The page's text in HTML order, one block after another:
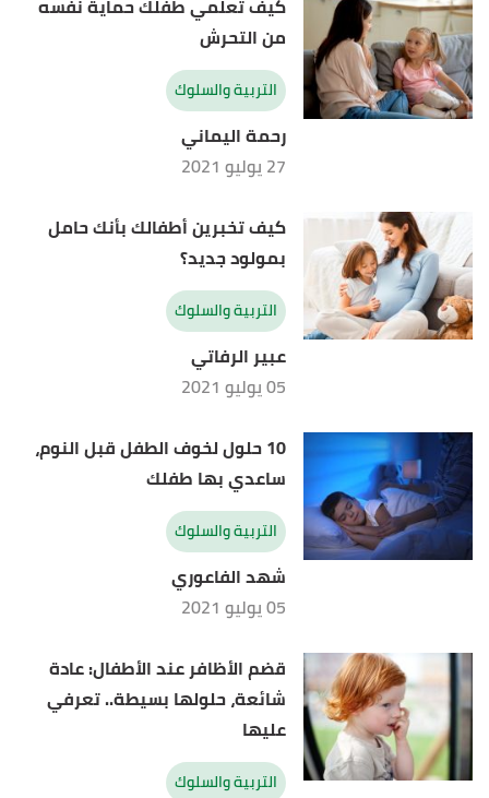
كيف تعلمي طفلك حماية نفسه
من التحرش
التربية والسلوك
رحمة اليماني
27 يوليو 2021
كيف تخبرين أطفالك بأنك حامل
بمولود جديد؟
التربية والسلوك
عبير الرفاتي
05 يوليو 2021
10 حلول لخوف الطفل قبل النوم،
ساعدي بها طفلك
التربية والسلوك
شهد الفاعوري
05 يوليو 2021
قضم الأظافر عند الأطفال: عادة
شائعة، حلولها بسيطة.. تعرفي
عليها
التربية والسلوك